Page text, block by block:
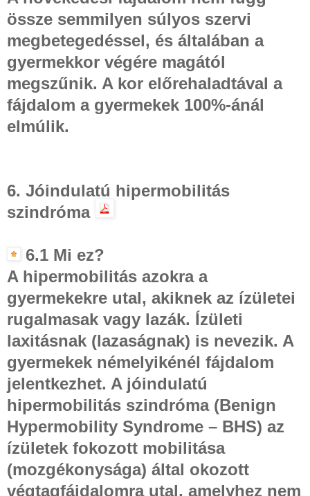
össze semmilyen súlyos szervi
megbetegedéssel, és általában a
gyermekkor végére magától
megszűnik. A kor előrehaladtával a
fájdalom a gyermekek 100%-ánál
elmúlik.
6. Jóindulatú hipermobilitás
szindróma
6.1 Mi ez?
A hipermobilitás azokra a
gyermekekre utal, akiknek az ízületei
rugalmasak vagy lazák. Ízületi
laxitásnak (lazaságnak) is nevezik. A
gyermekek némelyikénél fájdalom
jelentkezhet. A jóindulatú
hipermobilitás szindróma (Benign
Hypermobility Syndrome – BHS) az
ízületek fokozott mobilitása
(mozgékonysága) által okozott
végtagfájdalomra utal, amelyhez nem